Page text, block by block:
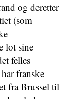
og deretter
(som
lot sine
felles
franske
fra Brussel til